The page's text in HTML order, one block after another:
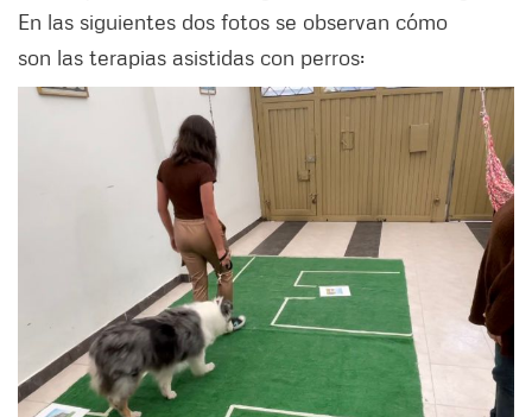
En las siguientes dos fotos se observan cómo
son las terapias asistidas con perros: